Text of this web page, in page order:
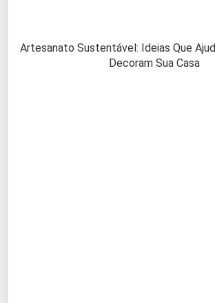
Artesanato Sustentável: Ideias Que
Decoram Sua Casa